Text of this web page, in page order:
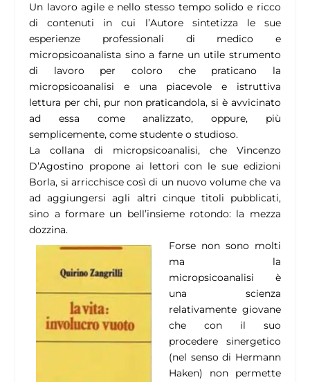
Un lavoro agile e nello stesso tempo solido e ricco
di contenuti in cui l’Autore sintetizza le sue
esperienze professionali di medico e
micropsicoanalista sino a farne un utile strumento
di lavoro per coloro che praticano la
micropsicoanalisi e una piacevole e istruttiva
lettura per chi, pur non praticandola, si è avvicinato
ad essa come analizzato, oppure, più
semplicemente, come studente o studioso.
La collana di micropsicoanalisi, che Vincenzo
D’Agostino propone ai lettori con le sue edizioni
Borla, si arricchisce così di un nuovo volume che va
ad aggiungersi agli altri cinque titoli pubblicati,
sino a formare un bell’insieme rotondo: la mezza
dozzina.
Forse non sono molti
ma la
micropsicoanalisi è
una scienza
relativamente giovane
che con il suo
procedere sinergetico
(nel senso di Hermann
Haken) non permette